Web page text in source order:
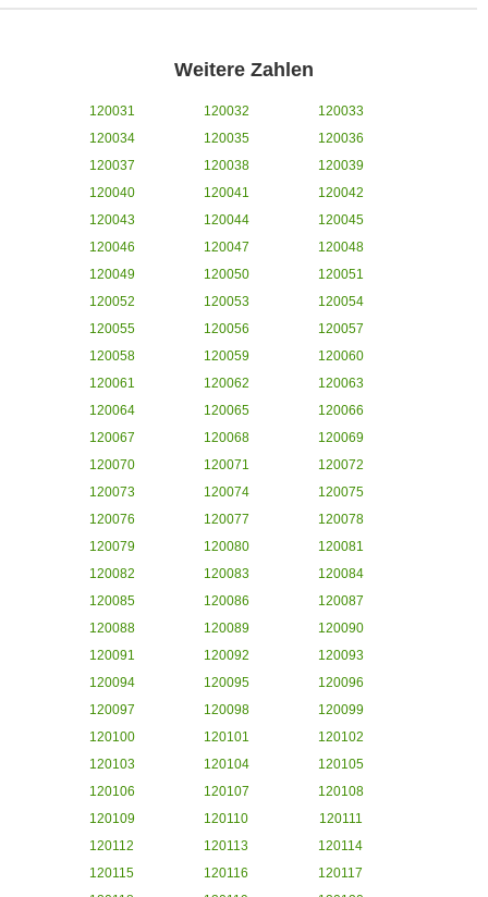
Weitere Zahlen
120031 120032
120033
120034
120035
120036
120037
120038
120039
120040
120041
120042
120043
120044
120045
120046
120047
120048
120049
120050
120051
120052
120053
120054
120055
120056
120057
120058
120059
120060
120061
120062
120063
120064
120065
120066
120067
120068
120069
120070
120071
120072
120073
120074
120075
120076
120077
120078
120079
120080
120081
120082
120083
120084
120085
120086
120087
120088
120089
120090
120091
120092
120093
120094
120095
120096
120097
120098
120099
120100
120101
120102
120103
120104
120105
120106
120107
120108
120109
120110
120111
120112
120113
120114
120115
120116
120117